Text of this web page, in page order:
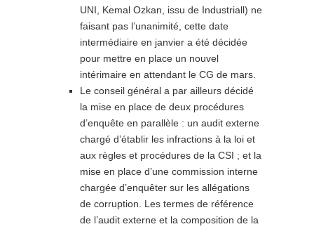
UNI, Kemal Ozkan, issu de Industriall) ne
faisant pas l’unanimité, cette date
intermédiaire en janvier a été décidée
pour mettre en place un nouvel
intérimaire en attendant le CG de mars.
Le conseil général a par ailleurs décidé
la mise en place de deux procédures
d’enquête en parallèle : un audit externe
chargé d’établir les infractions à la loi et
aux règles et procédures de la CSI ; et la
mise en place d’une commission interne
chargée d’enquêter sur les allégations
de corruption. Les termes de référence
de l’audit externe et la composition de la